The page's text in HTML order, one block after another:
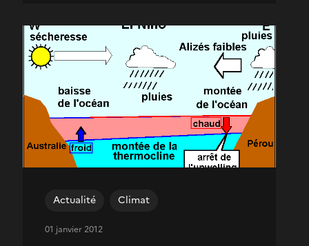
Actualité Climat
01 janvier 2012